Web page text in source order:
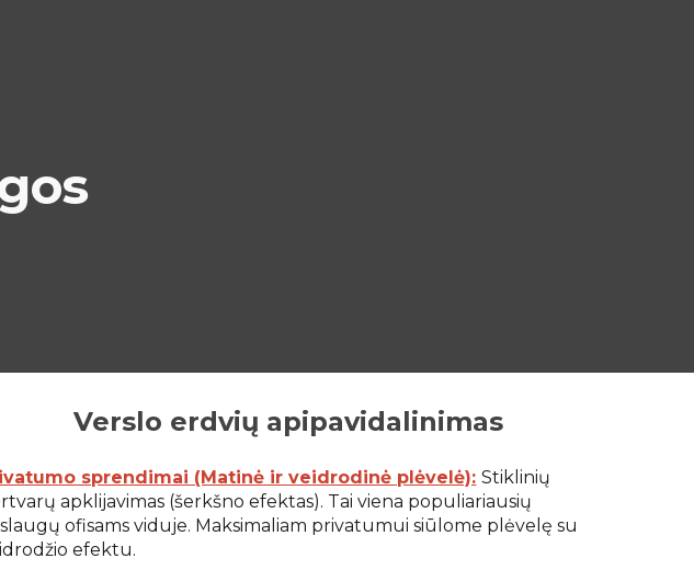
Verslo erdvių apipavidalinimas
sprendimai (Matinė ir veidrodinė plėvelė): Stiklinių
apklijavimas (šerkšno efektas). Tai viena populiariausių
ofisams viduje. Maksimaliam privatumui siūlome plėvelę su
efektu.